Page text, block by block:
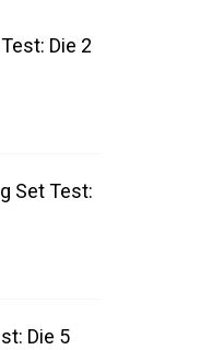
Die 2
Set Test:
Die 5